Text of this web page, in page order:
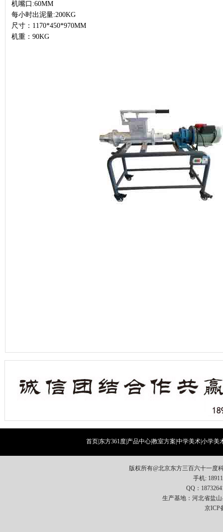
机嘴口:60MM
每小时出泥量:200KG
尺寸：1170*450*970MM
机重：90KG
首页|东方361度| 产品中心|教室方案 中学美术|小学美
版权所有@北京东方三百六十一度
手机:
QQ：
生产基地：河北省盐
京ICP